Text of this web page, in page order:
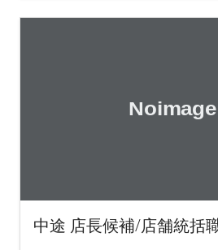
中途 店長候補/店舗統括